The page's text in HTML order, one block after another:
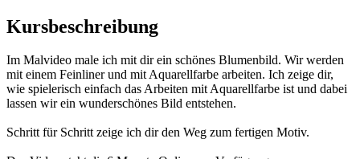
Kursbeschreibung
Im Malvideo male ich mit dir ein schönes Blumenbild. Wir werden
mit einem Feinliner und mit Aquarellfarbe arbeiten. Ich zeige dir,
wie spielerisch einfach das Arbeiten mit Aquarellfarbe ist und dabei
lassen wir ein wunderschönes Bild entstehen.
Schritt für Schritt zeige ich dir den Weg zum fertigen Motiv.